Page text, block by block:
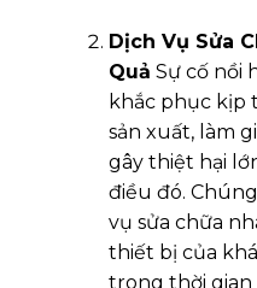
Dịch Vụ Sửa
Quả Sự cố nồi
khắc phục kịp
sản xuất, làm
gây thiệt hại
điều đó.
vụ sửa chữa
thiết bị của
trong thời gian